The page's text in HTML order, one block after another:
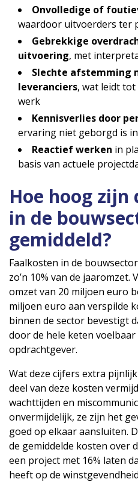
Onvolledige of
waardoor uitvoerders ter
Gebrekkige
uitvoering, met
Slechte afstemming
leveranciers, wat leidt
werk
Kennisverlies door
ervaring niet geborgd is
Reactief werken in
basis van actuele
Hoe hoog
in de
gemiddeld?
Faalkosten in de
zo’n 10% van de
omzet van 20 miljoen euro
miljoen euro aan verspilde
binnen de sector bevestigt
door de hele keten
opdrachtgever.
Wat deze cijfers extra
deel van deze kosten
wachttijden en
onvermijdelijk, ze zijn het
goed op elkaar aansluiten.
de gemiddelde kosten over
een project met 16% laten
heeft op de